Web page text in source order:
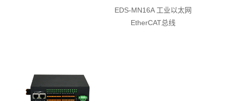
EDS-MN16A 工业以太网
EtherCAT总线